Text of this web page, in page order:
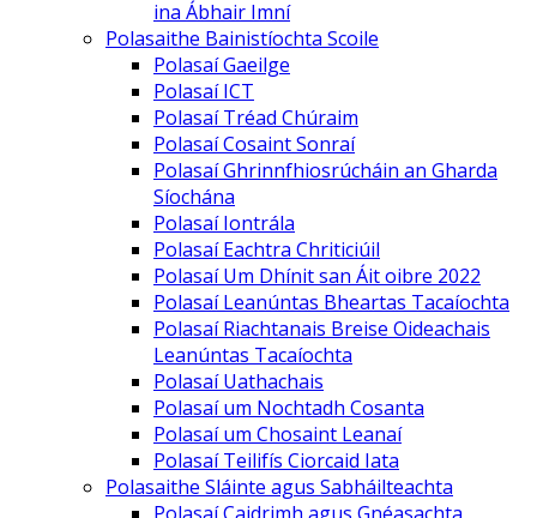
ina Ábhair Imní
Polasaithe Bainistíochta Scoile
Polasaí Gaeilge
Polasaí ICT
Polasaí Tréad Chúraim
Polasaí Cosaint Sonraí
Polasaí Ghrinnfhiosrúcháin an Gharda
Síochána
Polasaí Iontrála
Polasaí Eachtra Chriticiúil
Polasaí Um Dhínit san Áit oibre 2022
Polasaí Leanúntas Bheartas Tacaíochta
Polasaí Riachtanais Breise Oideachais
Leanúntas Tacaíochta
Polasaí Uathachais
Polasaí um Nochtadh Cosanta
Polasaí um Chosaint Leanaí
Polasaí Teilifís Ciorcaid Iata
Polasaithe Sláinte agus Sabháilteachta